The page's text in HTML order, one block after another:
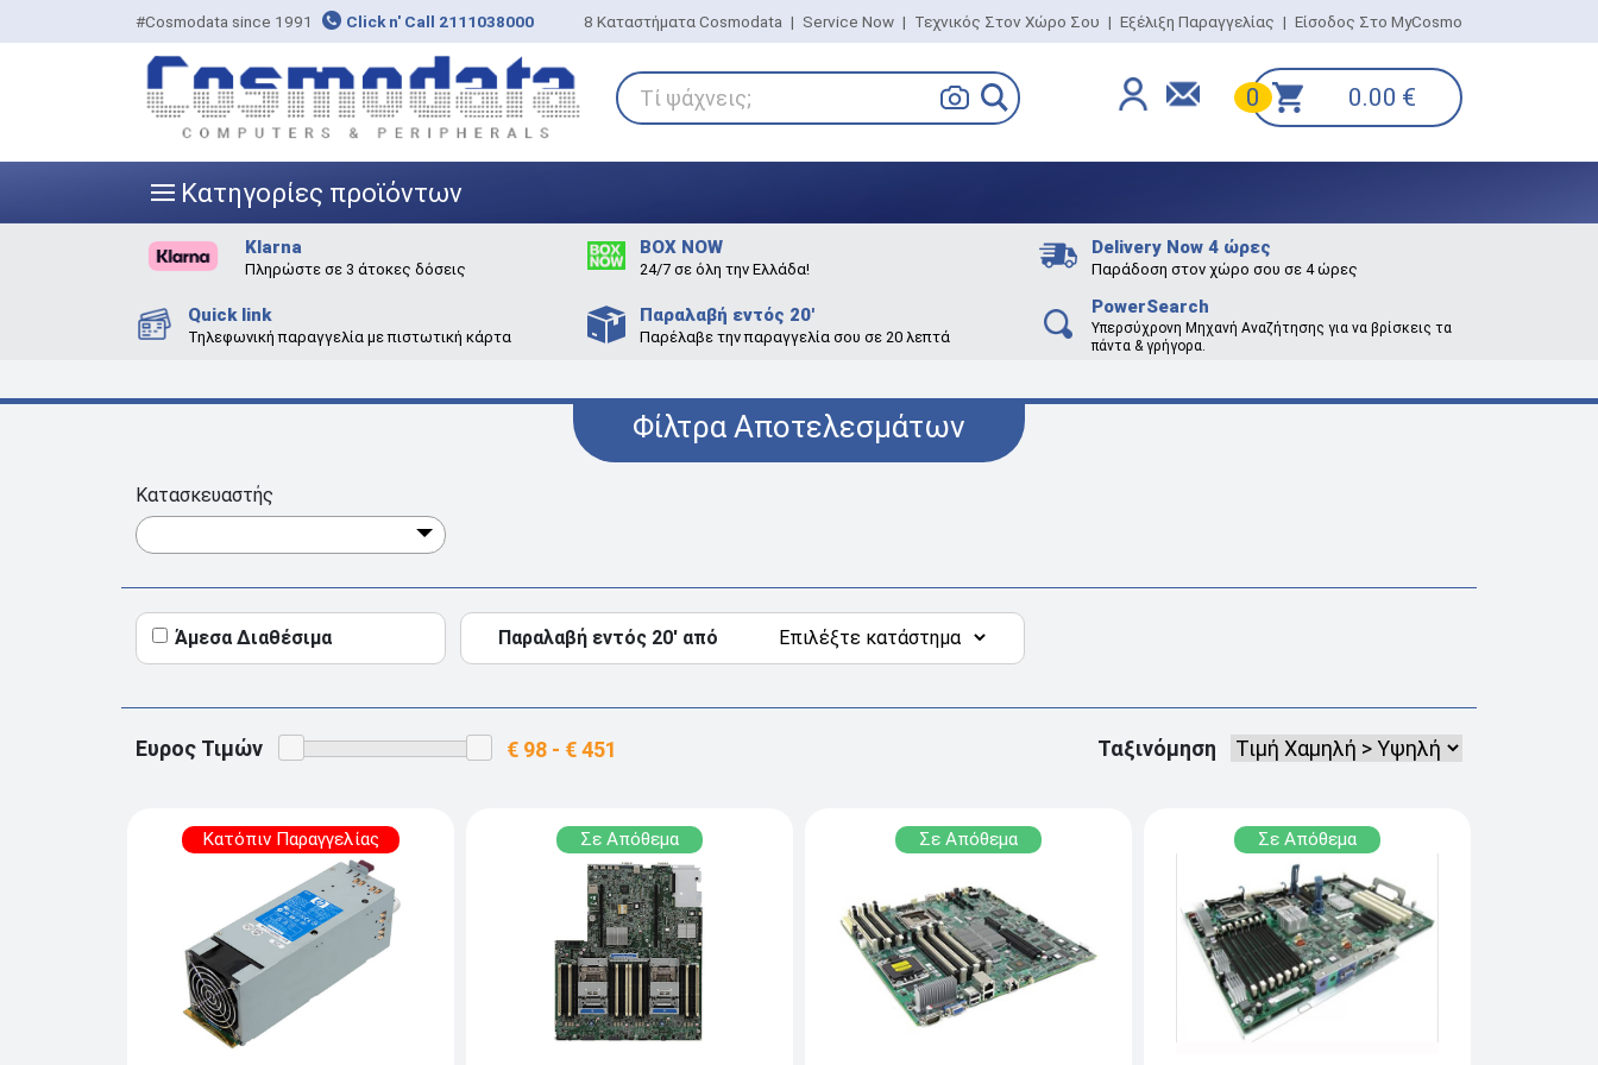
#Cosmodata since 1991 Click n' Call 2111038000 8 Καταστήματα Cosmodata | Service Now | Τεχνικός Στον Χώρο Σου | Εξέλιξη Παραγγελίας | Είσοδος Στο MyCosmo
Τί ψάχνεις; 0 0.00 €
||| Κατηγορίες προϊόντων
Klarna
Πληρώστε σε 3 άτοκες δόσεις
BOX NOW
24/7 σε όλη την Ελλάδα!
Delivery Now 4 ώρες
Παράδοση στον χώρο σου σε 4 ώρες
Quick link
Τηλεφωνική παραγγελία με πιστωτική κάρτα
Παραλαβή εντός 20'
Παρέλαβε την παραγγελία σου σε 20 λεπτά
PowerSearch
Υπερσύχρονη Μηχανή Αναζήτησης για να βρίσκεις τα
πάντα & γρήγορα.
Φίλτρα Αποτελεσμάτων
Κατασκευαστής
Άμεσα Διαθέσιμα Παραλαβή εντός 20' από
Ευρος Τιμών Ταξινόμηση
Κατόπιν Παραγγελίας Σε Απόθεμα Σε Απόθεμα Σε Απόθεμα